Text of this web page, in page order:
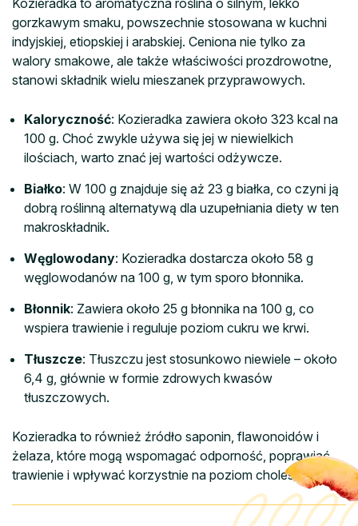
gorzkawym smaku, powszechnie stosowana w kuchni
indyjskiej, etiopskiej i arabskiej. Ceniona nie tylko za
walory smakowe, ale także właściwości prozdrowotne,
stanowi składnik wielu mieszanek przyprawowych.
Kaloryczność: Kozieradka zawiera około 323 kcal na
100 g. Choć zwykle używa się jej w niewielkich
ilościach, warto znać jej wartości odżywcze.
Białko: W 100 g znajduje się aż 23 g białka, co czyni ją
dobrą roślinną alternatywą dla uzupełniania diety w ten
makroskładnik.
Węglowodany: Kozieradka dostarcza około 58 g
węglowodanów na 100 g, w tym sporo błonnika.
Błonnik: Zawiera około 25 g błonnika na 100 g, co
wspiera trawienie i reguluje poziom cukru we krwi.
Tłuszcze: Tłuszczu jest stosunkowo niewiele – około
6,4 g, głównie w formie zdrowych kwasów
tłuszczowych.
Kozieradka to również źródło saponin, flawonoidów i
żelaza, które mogą wspomagać odporność, poprawiać
trawienie i wpływać korzystnie na poziom cholesterolu.